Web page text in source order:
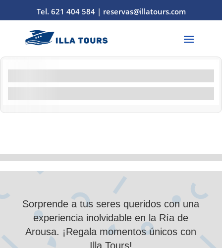
Tel. 621 404 584| reservas@illatours.com
Sorprende a tus seres queridos con una
experiencia inolvidable en la Ría de
Arousa. ¡Regala momentos únicos con
Illa Tours!